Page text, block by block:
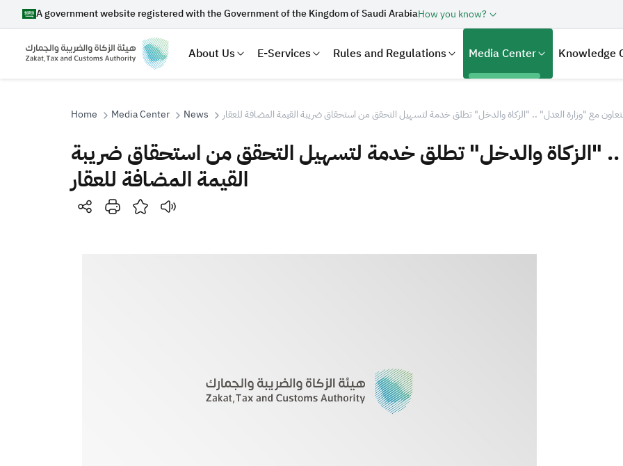
A government website registered with the Government of the Kingdom of Saudi ArabiaHow you know?
About Us E-Services Rules and Regulations Media Center Knowledge
Search
Home Media Center News مع "وزارة العدل" .. "الزكاة والدخل" تطلق ﺧﺪﻣﺔ لتسهيل التحقق من استحقاق ضريبة القيمة المضافة للعقار
.. "الزكاة والدخل" تطلق ﺧﺪﻣﺔ لتسهيل التحقق من استحقاق ضريبة
القيمة المضافة للعقار